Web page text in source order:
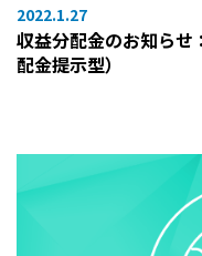
2022.1.27
収益分配金のお知らせ
配金提示型）